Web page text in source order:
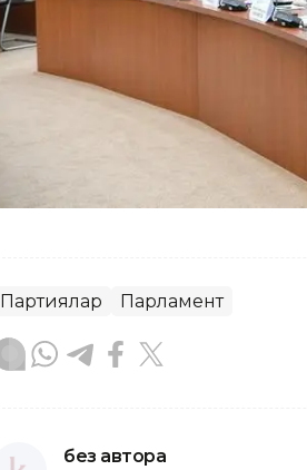
Партиялар Парламент
без автора